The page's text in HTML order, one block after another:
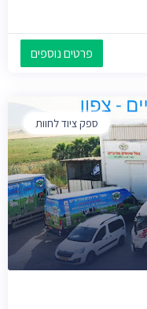
פרטים נוספים
ספק ציוד לחוות